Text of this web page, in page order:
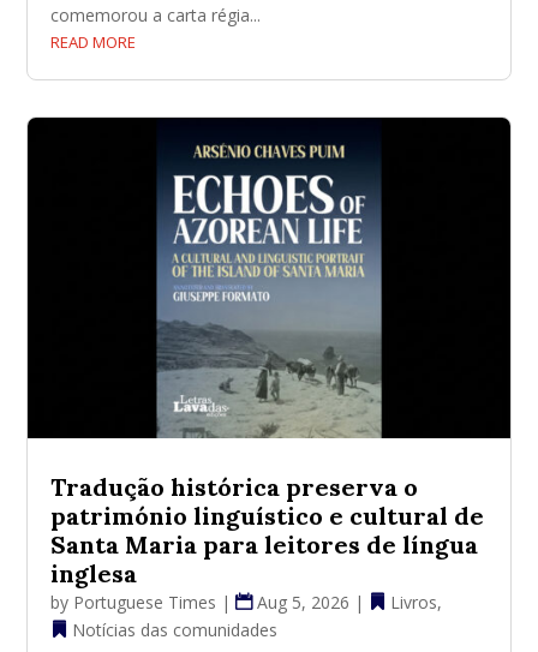
comemorou a carta régia...
READ MORE
Tradução histórica preserva o
património linguístico e cultural de
Santa Maria para leitores de língua
inglesa
by Portuguese Times | Aug 5, 2026 | Livros,
Notícias das comunidades